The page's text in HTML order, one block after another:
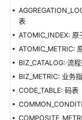
表
ATOMIC_INDEX: 原
ATOMIC_METRIC:
BIZ_CATALOG: 流
BIZ_METRIC: 业务
CODE_TABLE: 码表